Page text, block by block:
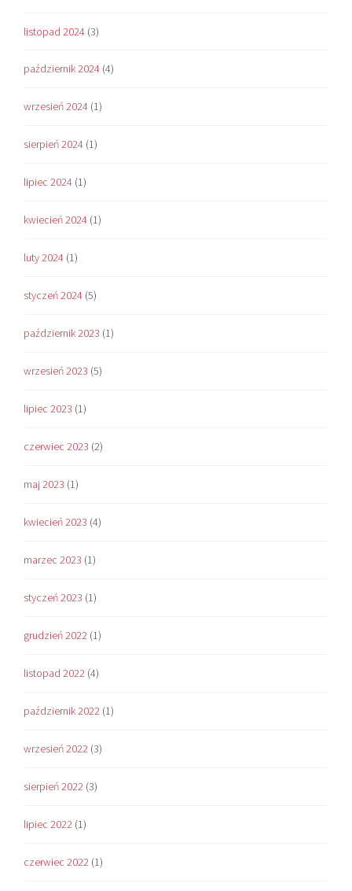
listopad 2024 (3)
październik 2024 (4)
wrzesień 2024 (1)
sierpień 2024 (1)
lipiec 2024 (1)
kwiecień 2024 (1)
luty 2024 (1)
styczeń 2024 (5)
październik 2023 (1)
wrzesień 2023 (5)
lipiec 2023 (1)
czerwiec 2023 (2)
maj 2023 (1)
kwiecień 2023 (4)
marzec 2023 (1)
styczeń 2023 (1)
grudzień 2022 (1)
listopad 2022 (4)
październik 2022 (1)
wrzesień 2022 (3)
sierpień 2022 (3)
lipiec 2022 (1)
czerwiec 2022 (1)